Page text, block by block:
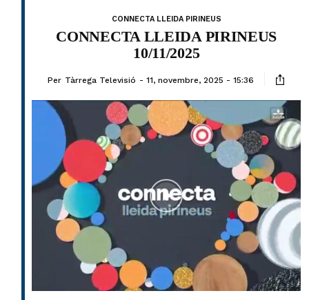
CONNECTA LLEIDA PIRINEUS
CONNECTA LLEIDA PIRINEUS
10/11/2025
Per Tàrrega Televisió 11, novembre, 2025 - 15:36